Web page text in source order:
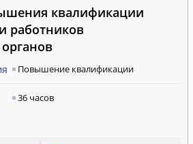
квалификации
работников
Повышение квалификации
36 часов